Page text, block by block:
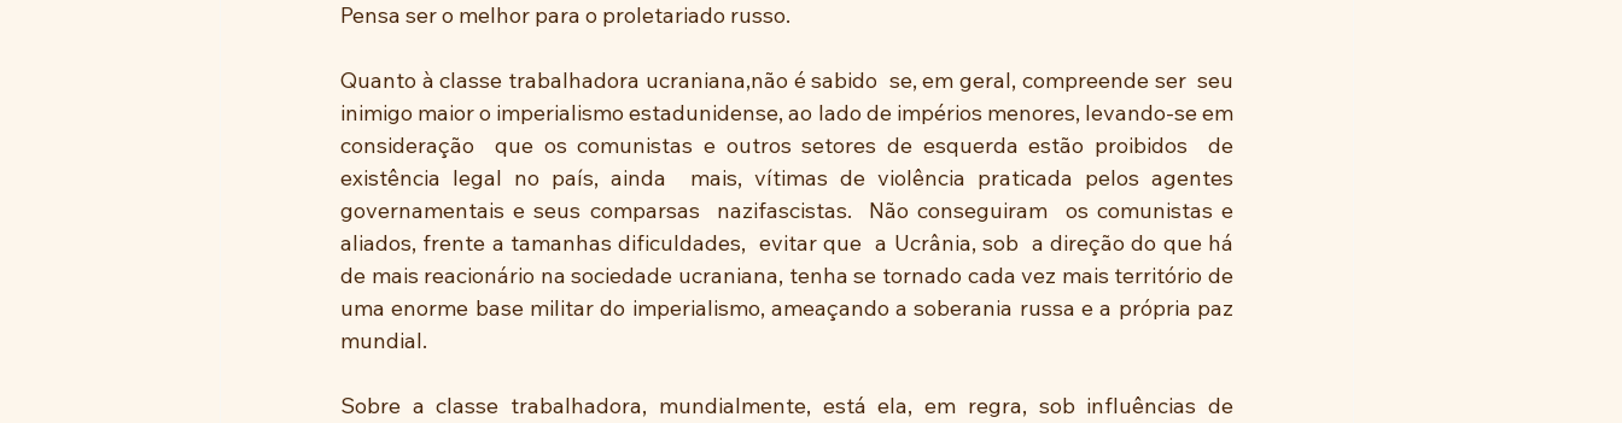
Pensa ser o melhor para o proletariado russo.
Quanto à classe trabalhadora ucraniana,não é sabido  se, em geral, compreende ser  seu
inimigo maior o imperialismo estadunidense, ao lado de impérios menores, levando-se em
consideração  que os comunistas e outros setores de esquerda estão proibidos  de
existência legal no país, ainda  mais, vítimas de violência praticada pelos agentes
governamentais e seus comparsas  nazifascistas.  Não conseguiram  os comunistas e
aliados, frente a tamanhas dificuldades,  evitar que  a Ucrânia, sob  a direção do que há
de mais reacionário na sociedade ucraniana, tenha se tornado cada vez mais território de
uma enorme base militar do imperialismo, ameaçando a soberania russa e a própria paz
mundial.
Sobre a classe trabalhadora, mundialmente, está ela, em regra, sob influências de